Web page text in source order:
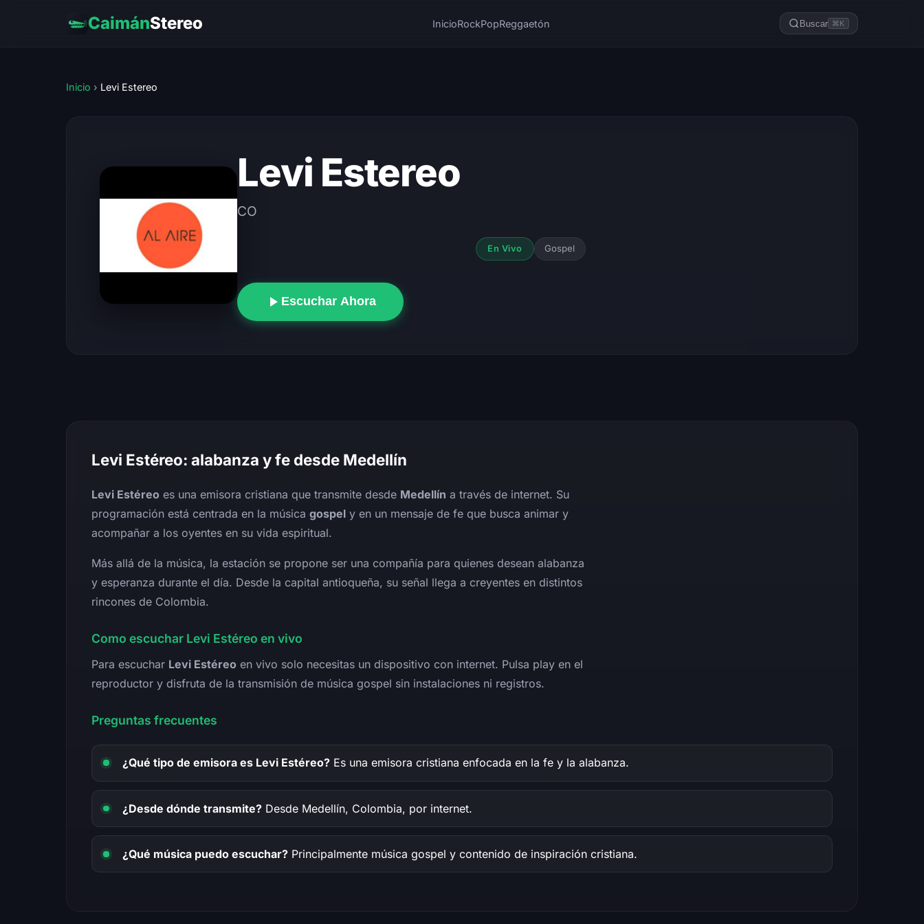
CaimánStereo InicioRockPopReggaetón Buscar ⌘K
Inicio › Levi Estereo
Levi Estereo
CO
En Vivo Gospel
Escuchar Ahora
Levi Estéreo: alabanza y fe desde Medellín
Levi Estéreo es una emisora cristiana que transmite desde Medellín a través de internet. Su
programación está centrada en la música gospel y en un mensaje de fe que busca animar y
acompañar a los oyentes en su vida espiritual.
Más allá de la música, la estación se propone ser una compañía para quienes desean alabanza
y esperanza durante el día. Desde la capital antioqueña, su señal llega a creyentes en distintos
rincones de Colombia.
Como escuchar Levi Estéreo en vivo
Para escuchar Levi Estéreo en vivo solo necesitas un dispositivo con internet. Pulsa play en el
reproductor y disfruta de la transmisión de música gospel sin instalaciones ni registros.
Preguntas frecuentes
¿Qué tipo de emisora es Levi Estéreo? Es una emisora cristiana enfocada en la fe y la alabanza.
¿Desde dónde transmite? Desde Medellín, Colombia, por internet.
¿Qué música puedo escuchar? Principalmente música gospel y contenido de inspiración cristiana.